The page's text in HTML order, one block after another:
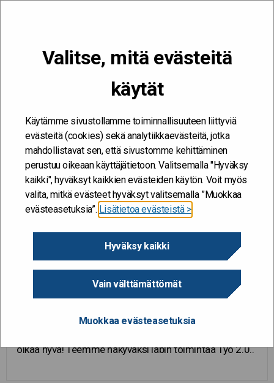
Valitse, mitä evästeitä
käytät
Käytämme sivustollamme toiminnallisuuteen liittyviä
evästeitä (cookies) sekä analytiikkaevästeitä, jotka
mahdollistavat sen, että sivustomme kehittäminen
perustuu oikeaan käyttäjätietoon. Valitsemalla "Hyväksy
kaikki", hyväksyt kaikkien evästeiden käytön. Voit myös
valita, mitkä evästeet hyväksyt valitsemalla ”Muokkaa
evästeasetuksia”. Lisätietoa evästeistä >
Hyväksy kaikki
Vain välttämättömät
Muokkaa evästeasetuksia
Kehitän ja kehityn #töissäSuomelle
virtuaalityö
olkaa hyvä! Teemme näkyväksi labin toimintaa Työ 2.0..